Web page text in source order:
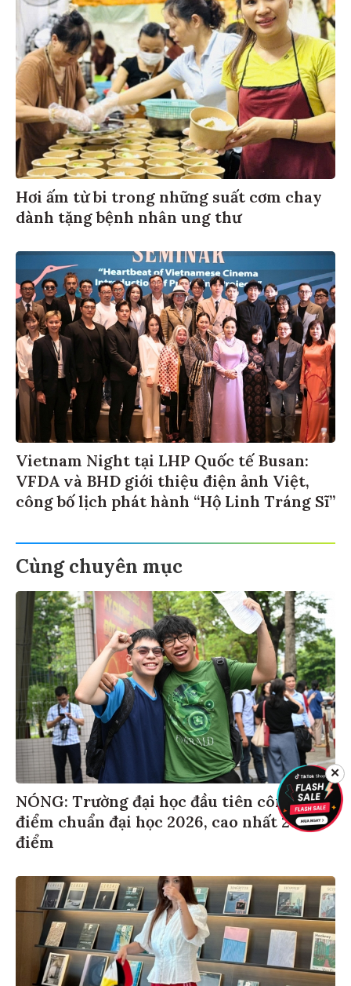
Hơi ấm từ bi trong những suất cơm chay
dành tặng bệnh nhân ung thư
Vietnam Night tại LHP Quốc tế Busan:
VFDA và BHD giới thiệu điện ảnh Việt,
công bố lịch phát hành “Hộ Linh Tráng Sĩ”
Cùng chuyên mục
NÓNG: Trường đại học đầu tiên công bố
điểm chuẩn đại học 2026, cao nhất 26,98
điểm
✕